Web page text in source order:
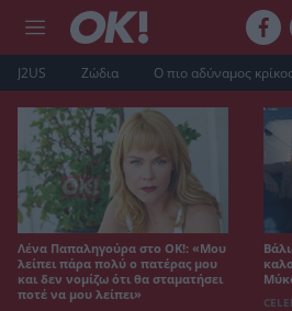
J2US Ζώδια Ο πιο αδύναμος κρίκος
Λένα Παπαληγούρα στο ΟΚ!: «Μου
λείπει πάρα πολύ ο πατέρας μου
και δεν νομίζω ότι θα σταματήσει
ποτέ να μου λείπει»